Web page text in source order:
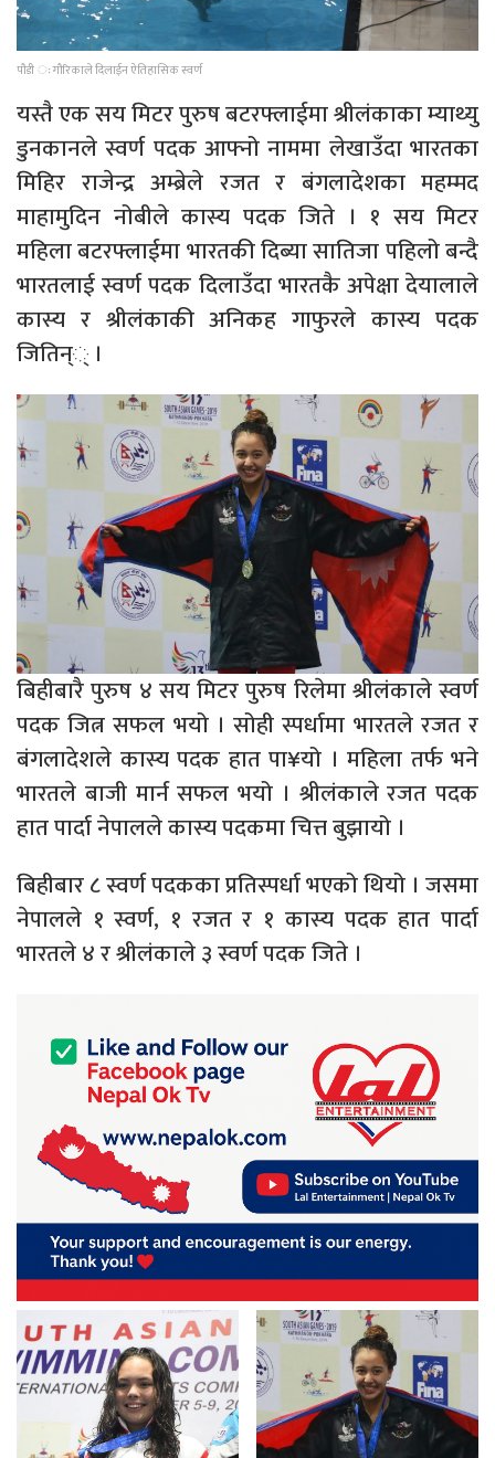
पौडी ः गौरिकाले दिलाईन ऐतिहासिक स्वर्ण
यस्तै एक सय मिटर पुरुष बटरफ्लाईमा श्रीलंकाका म्याथ्यु
डुनकानले स्वर्ण पदक आफ्नो नाममा लेखाउँदा भारतका
मिहिर राजेन्द्र अम्ब्रेले रजत र बंगलादेशका महम्मद
माहामुदिन नोबीले कास्य पदक जिते । १ सय मिटर
महिला बटरफ्लाईमा भारतकी दिब्या सातिजा पहिलो बन्दै
भारतलाई स्वर्ण पदक दिलाउँदा भारतकै अपेक्षा देयालाले
कास्य र श्रीलंकाकी अनिकह गाफुरले कास्य पदक
जितिन्् ।
बिहीबारै पुरुष ४ सय मिटर पुरुष रिलेमा श्रीलंकाले स्वर्ण
पदक जित्न सफल भयो । सोही स्पर्धामा भारतले रजत र
बंगलादेशले कास्य पदक हात पा¥यो । महिला तर्फ भने
भारतले बाजी मार्न सफल भयो । श्रीलंकाले रजत पदक
हात पार्दा नेपालले कास्य पदकमा चित्त बुझायो ।
बिहीबार ८ स्वर्ण पदकका प्रतिस्पर्धा भएको थियो । जसमा
नेपालले १ स्वर्ण, १ रजत र १ कास्य पदक हात पार्दा
भारतले ४ र श्रीलंकाले ३ स्वर्ण पदक जिते ।